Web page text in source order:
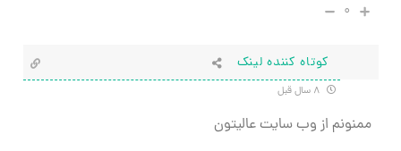
۰
کوتاه کننده لینک
ممنونم از وب سایت عالیتون